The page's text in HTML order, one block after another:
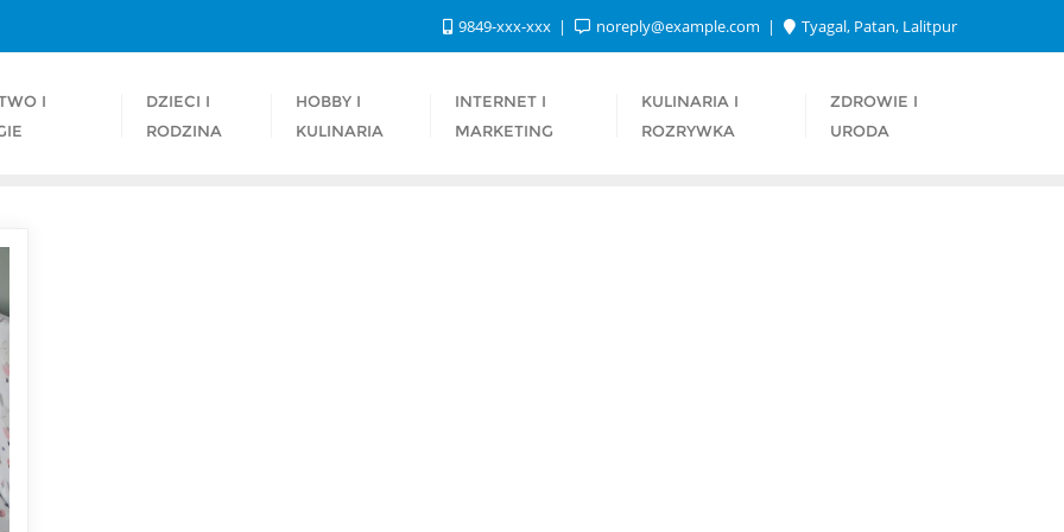
9849-xxx-xxx noreply@example.com Tyagal, Patan, Lalitpur
I
DZIECI I
RODZINA
HOBBY I
KULINARIA
INTERNET I
MARKETING
KULINARIA I
ROZRYWKA
ZDROWIE I
URODA